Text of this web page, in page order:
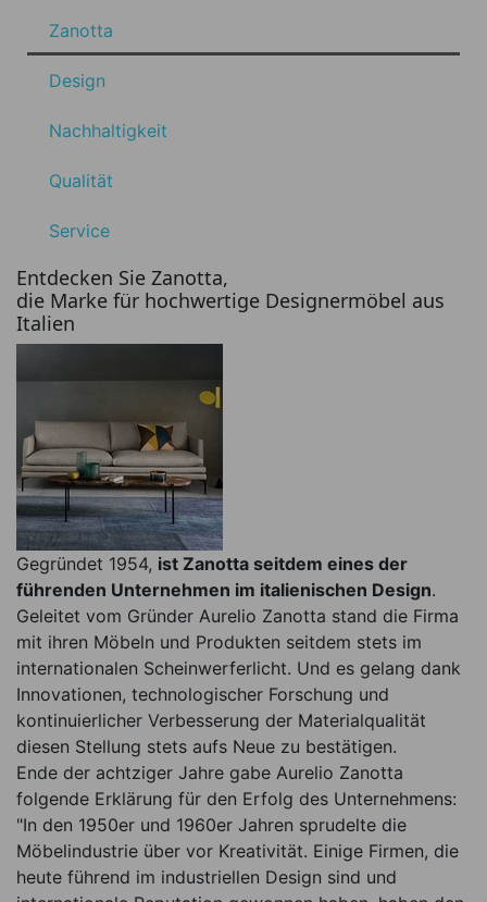
Zanotta
Design
Nachhaltigkeit
Qualität
Service
Entdecken Sie Zanotta,
die Marke für hochwertige Designermöbel aus
Italien
Gegründet 1954, ist Zanotta seitdem eines der
führenden Unternehmen im italienischen Design.
Geleitet vom Gründer Aurelio Zanotta stand die Firma
mit ihren Möbeln und Produkten seitdem stets im
internationalen Scheinwerferlicht. Und es gelang dank
Innovationen, technologischer Forschung und
kontinuierlicher Verbesserung der Materialqualität
diesen Stellung stets aufs Neue zu bestätigen.
Ende der achtziger Jahre gabe Aurelio Zanotta
folgende Erklärung für den Erfolg des Unternehmens:
"In den 1950er und 1960er Jahren sprudelte die
Möbelindustrie über vor Kreativität. Einige Firmen, die
heute führend im industriellen Design sind und